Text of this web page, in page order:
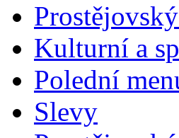
Kulturní a
Polední
Slevy